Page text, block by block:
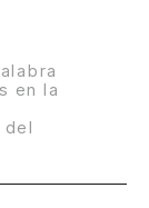
en la